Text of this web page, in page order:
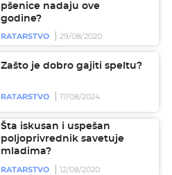
pšenice nadaju ove
godine?
RATARSTVO
29/08/2020
Zašto je dobro gajiti speltu?
RATARSTVO 17/08/2024
Šta iskusan i uspešan
poljoprivrednik savetuje
mladima?
RATARSTVO
12/08/2020